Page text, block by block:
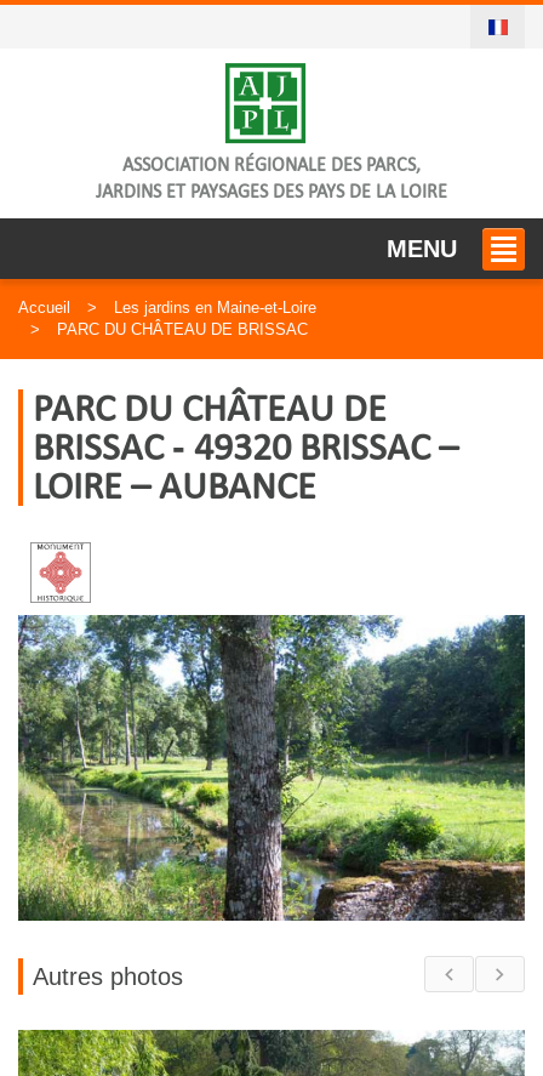
ASSOCIATION RÉGIONALE DES PARCS,
JARDINS ET PAYSAGES DES PAYS DE LA LOIRE
MENU
Accueil
Les jardins en Maine-et-Loire
PARC DU CHÂTEAU DE BRISSAC
PARC DU CHÂTEAU DE
BRISSAC - 49320 BRISSAC –
LOIRE – AUBANCE
Autres photos